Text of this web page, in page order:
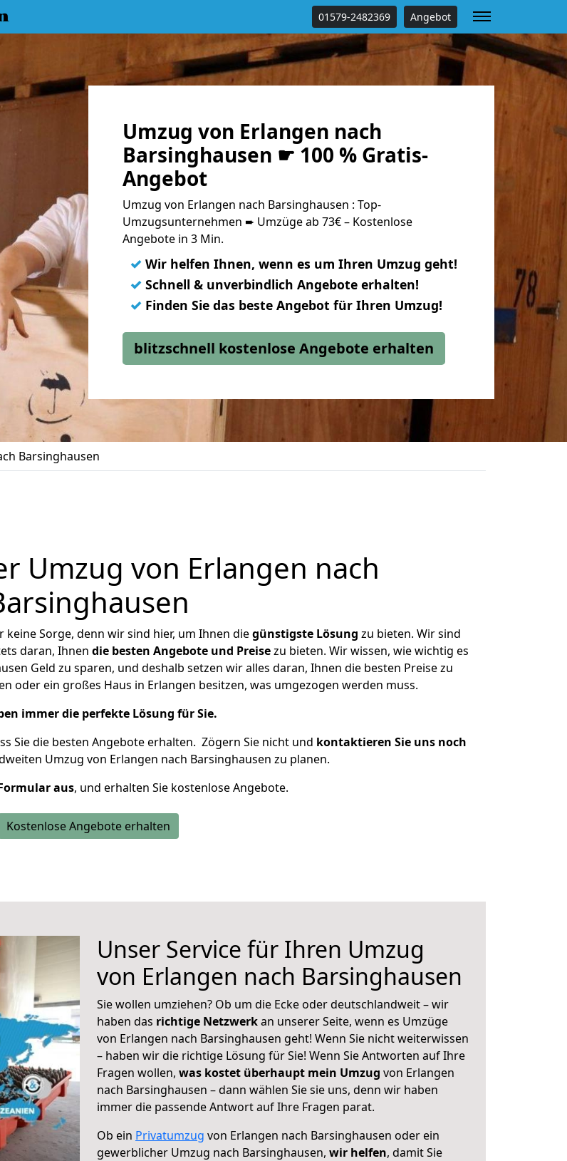
01579-2482369 Angebot
Umzug von Erlangen nach
Barsinghausen ☛ 100 % Gratis-
Angebot
Umzug von Erlangen nach Barsinghausen : Top-
Umzugsunternehmen ➨ Umzüge ab 73€ – Kostenlose
Angebote in 3 Min.
✓ Wir helfen Ihnen, wenn es um Ihren Umzug geht!
✓ Schnell & unverbindlich Angebote erhalten!
✓ Finden Sie das beste Angebot für Ihren Umzug!
blitzschnell kostenlose Angebote erhalten
Barsinghausen
Umzug von Erlangen nach
Sorge, denn wir sind hier, um Ihnen diegünstigste Lösung zu bieten. Wir sind
daran, Ihnen die besten Angebote und Preisezu bieten. Wir wissen, wie wichtig es
Geld zu sparen, und deshalb setzen wir alles daran, Ihnen die besten Preise zu
oder ein großes Haus in Erlangen besitzen, was umgezogen werden muss.
immer die perfekte Lösung für Sie.
Sie die besten Angebote erhalten. Zögern Sie nicht und kontaktieren Sie uns noch
Umzug von Erlangen nach Barsinghausen zu planen.
aus, und erhalten Sie kostenlose Angebote.
Kostenlose Angebote erhalten
Unser Service für Ihren Umzug
von Erlangen nach Barsinghausen
Sie wollen umziehen? Ob um die Ecke oder deutschlandweit – wir
haben das richtige Netzwerkan unserer Seite, wenn es Umzüge
von Erlangen nach Barsinghausen geht! Wenn Sie nicht weiterwissen
– haben wir die richtige Lösung für Sie! Wenn Sie Antworten auf Ihre
Fragen wollen, was kostet überhaupt mein Umzug von Erlangen
nach Barsinghausen – dann wählen Sie sie uns, denn wir haben
immer die passende Antwort auf Ihre Fragen parat.
Ob ein Privatumzug von Erlangen nach Barsinghausen oder ein
gewerblicher Umzug nach Barsinghausen, wir helfen, damit Sie